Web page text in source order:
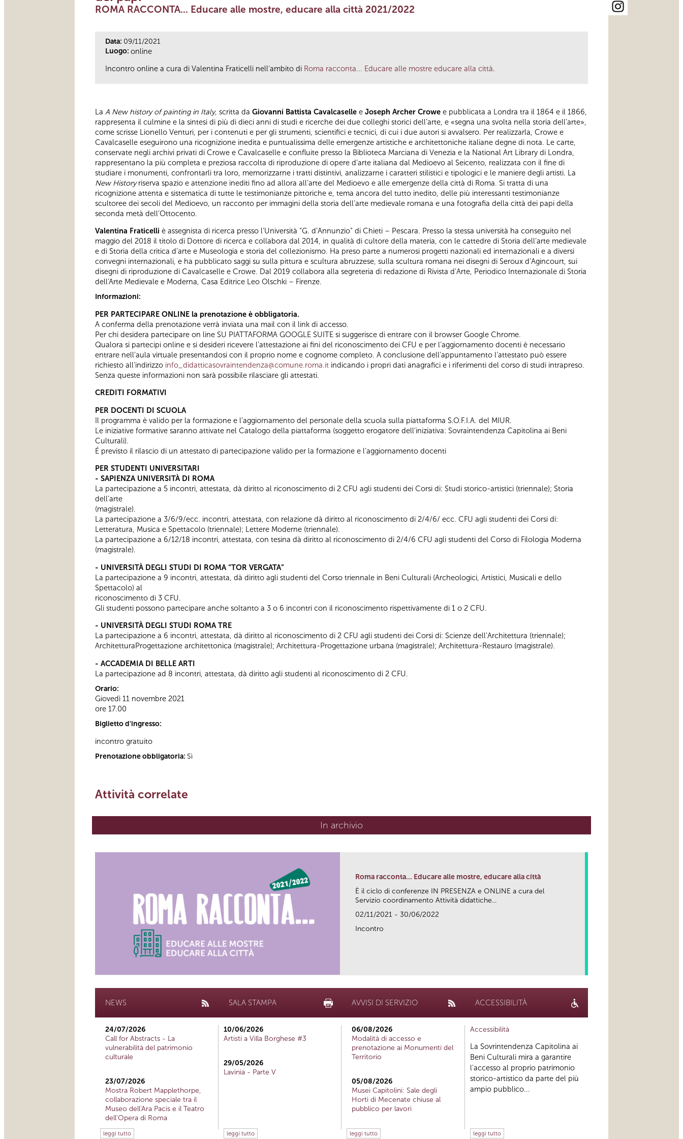
ROMA RACCONTA... Educare alle mostre, educare alla città 2021/2022
Data: 09/11/2021
Luogo: online
Incontro online a cura di Valentina Fraticelli nell'ambito di Roma racconta... Educare alle mostre educare alla città.
La A New history of painting in Italy, scritta da Giovanni Battista Cavalcaselle e Joseph Archer Crowe e pubblicata a Londra tra il 1864 e il 1866,
rappresenta il culmine e la sintesi di più di dieci anni di studi e ricerche dei due colleghi storici dell’arte, e «segna una svolta nella storia dell’arte»,
come scrisse Lionello Venturi, per i contenuti e per gli strumenti, scientifici e tecnici, di cui i due autori si avvalsero. Per realizzarla, Crowe e
Cavalcaselle eseguirono una ricognizione inedita e puntualissima delle emergenze artistiche e architettoniche italiane degne di nota. Le carte,
conservate negli archivi privati di Crowe e Cavalcaselle e confluite presso la Biblioteca Marciana di Venezia e la National Art Library di Londra,
rappresentano la più completa e preziosa raccolta di riproduzione di opere d’arte italiana dal Medioevo al Seicento, realizzata con il fine di
studiare i monumenti, confrontarli tra loro, memorizzarne i tratti distintivi, analizzarne i caratteri stilistici e tipologici e le maniere degli artisti. La
New Historyriserva spazio e attenzione inediti fino ad allora all’arte del Medioevo e alle emergenze della città di Roma. Si tratta di una
ricognizione attenta e sistematica di tutte le testimonianze pittoriche e, tema ancora del tutto inedito, delle più interessanti testimonianze
scultoree dei secoli del Medioevo, un racconto per immagini della storia dell’arte medievale romana e una fotografia della città dei papi della
seconda metà dell’Ottocento.
Valentina Fraticelli è assegnista di ricerca presso l’Università “G. d’Annunzio” di Chieti – Pescara. Presso la stessa università ha conseguito nel
maggio del 2018 il titolo di Dottore di ricerca e collabora dal 2014, in qualità di cultore della materia, con le cattedre di Storia dell’arte medievale
e di Storia della critica d’arte e Museologia e storia del collezionismo. Ha preso parte a numerosi progetti nazionali ed internazionali e a diversi
convegni internazionali, e ha pubblicato saggi su sulla pittura e scultura abruzzese, sulla scultura romana nei disegni di Seroux d’Agincourt, sui
disegni di riproduzione di Cavalcaselle e Crowe. Dal 2019 collabora alla segreteria di redazione di Rivista d’Arte, Periodico Internazionale di Storia
dell'Arte Medievale e Moderna, Casa Editrice Leo Olschki – Firenze.
Informazioni:
PER PARTECIPARE ONLINE la prenotazione è obbligatoria.
A conferma della prenotazione verrà inviata una mail con il link di accesso.
Per chi desidera partecipare on line SU PIATTAFORMA GOOGLE SUITE si suggerisce di entrare con il browser Google Chrome.
Qualora si partecipi online e si desideri ricevere l’attestazione ai fini del riconoscimento dei CFU e per l’aggiornamento docenti è necessario
entrare nell’aula virtuale presentandosi con il proprio nome e cognome completo. A conclusione dell’appuntamento l’attestato può essere
richiesto all’indirizzo info_didatticasovraintendenza@comune.roma.it indicando i propri dati anagrafici e i riferimenti del corso di studi intrapreso.
Senza queste informazioni non sarà possibile rilasciare gli attestati.
CREDITI FORMATIVI
PER DOCENTI DI SCUOLA
Il programma è valido per la formazione e l’aggiornamento del personale della scuola sulla piattaforma S.O.F.I.A. del MIUR.
Le iniziative formative saranno attivate nel Catalogo della piattaforma (soggetto erogatore dell’iniziativa: Sovraintendenza Capitolina ai Beni
Culturali).
É previsto il rilascio di un attestato di partecipazione valido per la formazione e l’aggiornamento docenti
PER STUDENTI UNIVERSITARI
- SAPIENZA UNIVERSITÀ DI ROMA
La partecipazione a 5 incontri, attestata, dà diritto al riconoscimento di 2 CFU agli studenti dei Corsi di: Studi storico-artistici (triennale); Storia
dell’arte
(magistrale).
La partecipazione a 3/6/9/ecc. incontri, attestata, con relazione dà diritto al riconoscimento di 2/4/6/ ecc. CFU agli studenti dei Corsi di:
Letteratura, Musica e Spettacolo (triennale); Lettere Moderne (triennale).
La partecipazione a 6/12/18 incontri, attestata, con tesina dà diritto al riconoscimento di 2/4/6 CFU agli studenti del Corso di Filologia Moderna
(magistrale).
- UNIVERSITÀ DEGLI STUDI DI ROMA “TOR VERGATA”
La partecipazione a 9 incontri, attestata, dà diritto agli studenti del Corso triennale in Beni Culturali (Archeologici, Artistici, Musicali e dello
Spettacolo) al
riconoscimento di 3 CFU.
Gli studenti possono partecipare anche soltanto a 3 o 6 incontri con il riconoscimento rispettivamente di 1 o 2 CFU.
- UNIVERSITÀ DEGLI STUDI ROMA TRE
La partecipazione a 6 incontri, attestata, dà diritto al riconoscimento di 2 CFU agli studenti dei Corsi di: Scienze dell’Architettura (triennale);
ArchitetturaProgettazione architettonica (magistrale); Architettura-Progettazione urbana (magistrale); Architettura-Restauro (magistrale).
- ACCADEMIA DI BELLE ARTI
La partecipazione ad 8 incontri, attestata, dà diritto agli studenti al riconoscimento di 2 CFU.
Orario:
Giovedì 11 novembre 2021
ore 17.00
Biglietto d'ingresso:
incontro gratuito
Prenotazione obbligatoria: Sì
Attività correlate
In archivio
Roma racconta... Educare alle mostre, educare alla città
È il ciclo di conferenze IN PRESENZA e ONLINE a cura del
Servizio coordinamento Attività didattiche...
02/11/2021 - 30/06/2022
Incontro
NEWS
24/07/2026
Call for Abstracts - La
vulnerabilità del patrimonio
culturale
23/07/2026
Mostra Robert Mapplethorpe,
collaborazione speciale tra il
Museo dell'Ara Pacis e il Teatro
dell'Opera di Roma
leggi tutto
SALA STAMPA
10/06/2026
Artisti a Villa Borghese #3
29/05/2026
Lavinia - Parte V
leggi tutto
AVVISI DI SERVIZIO
06/08/2026
Modalità di accesso e
prenotazione ai Monumenti del
Territorio
05/08/2026
Musei Capitolini: Sale degli
Horti di Mecenate chiuse al
pubblico per lavori
leggi tutto
ACCESSIBILITÀ
Accessibilità
La Sovrintendenza Capitolina ai
Beni Culturali mira a garantire
l’accesso al proprio patrimonio
storico-artistico da parte del più
ampio pubblico...
leggi tutto